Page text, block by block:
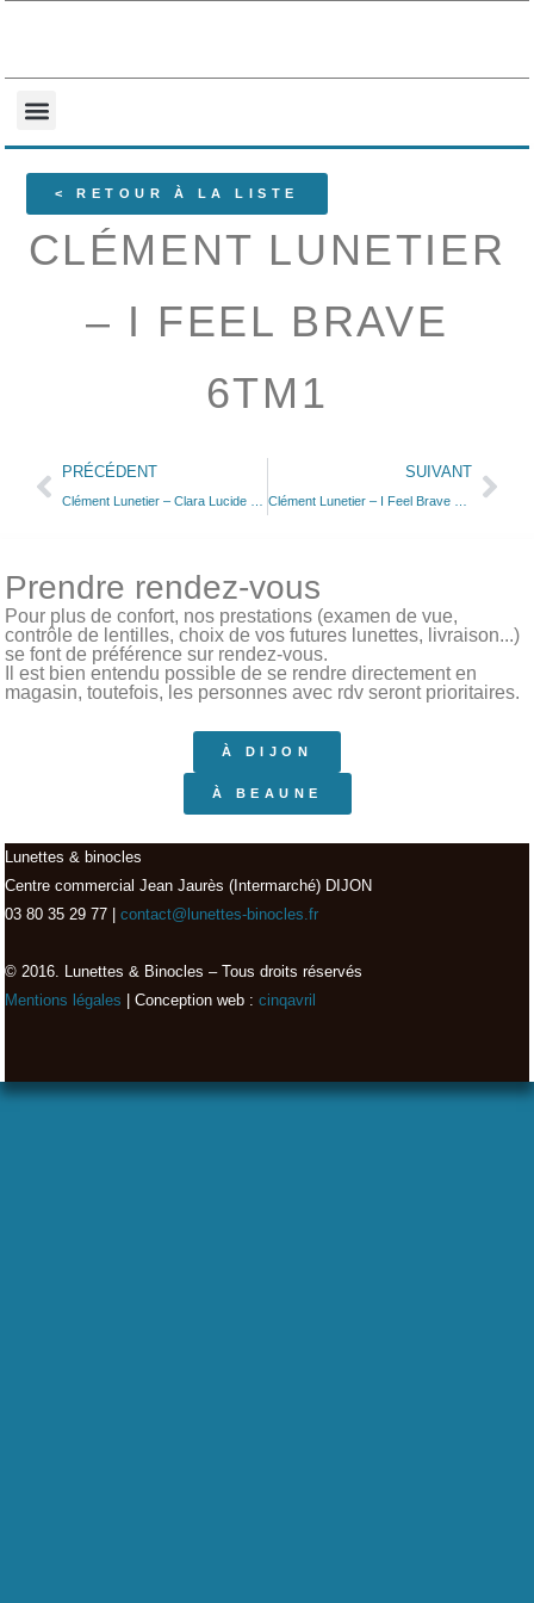
< RETOUR À LA LISTE
CLÉMENT LUNETIER
– I FEEL BRAVE
6TM1
PRÉCÉDENT SUIVANT
Prendre rendez-vous
Pour plus de confort, nos prestations (examen de vue,
contrôle de lentilles, choix de vos futures lunettes, livraison...)
se font de préférence sur rendez-vous.
Il est bien entendu possible de se rendre directement en
magasin, toutefois, les personnes avec rdv seront prioritaires.
À DIJON
À BEAUNE
Lunettes & binocles
Centre commercial Jean Jaurès (Intermarché) DIJON
03 80 35 29 77 |
contact@lunettes-binocles.fr
© 2016. Lunettes & Binocles – Tous droits réservés​
Mentions légales | Conception web : cinqavril